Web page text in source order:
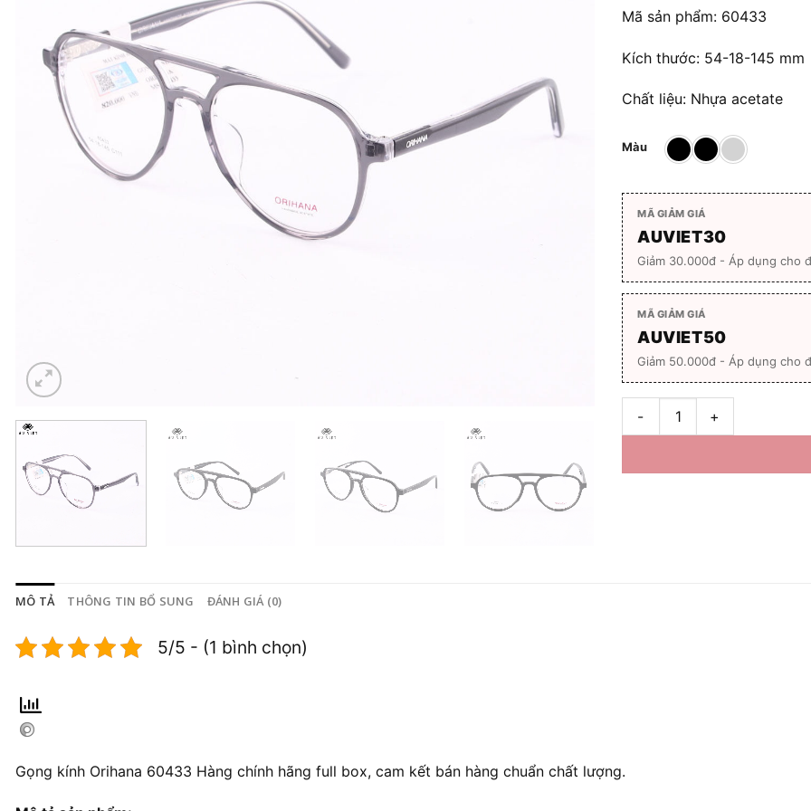
Mã sản phẩm: 60433
Kích thước: 54-18-145 mm
Chất liệu: Nhựa acetate
Màu
MÃ GIẢM GIÁ
AUVIET30
Giảm 30.000đ - Áp dụng cho
MÃ GIẢM GIÁ
AUVIET50
Giảm 50.000đ - Áp dụng cho
Gọng kính Orihana 60433
MÔ TẢ THÔNG TIN BỔ SUNG ĐÁNH GIÁ (0)
5/5 - (1 bình chọn)
Gọng kính Orihana 60433 Hàng chính hãng full box, cam kết bán hàng chuẩn chất lượng.